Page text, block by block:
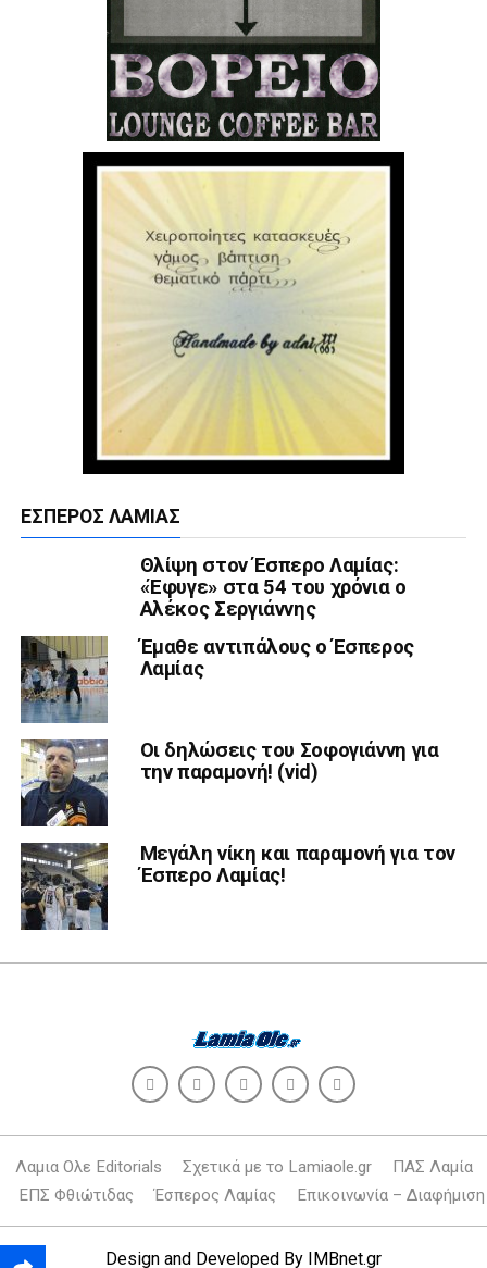
ΈΣΠΕΡΟΣ ΛΑΜΊΑΣ
Θλίψη στον Έσπερο Λαμίας:
«Έφυγε» στα 54 του χρόνια ο
Αλέκος Σεργιάννης
Έμαθε αντιπάλους ο Έσπερος
Λαμίας
Οι δηλώσεις του Σοφογιάννη για
την παραμονή! (vid)
Μεγάλη νίκη και παραμονή για τον
Έσπερο Λαμίας!
Λαμια Ολε Editorials Σχετικά με το Lamiaole.gr
ΠΑΣ Λαμία
ΕΠΣ Φθιώτιδας
Έσπερος Λαμίας Επικοινωνία – Διαφήμιση
Design and Developed By IMBnet.gr